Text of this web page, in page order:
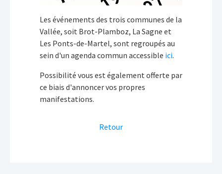
Les événements des trois communes de la
Vallée, soit Brot-Plamboz, La Sagne et
Les Ponts-de-Martel, sont regroupés au
sein d'un agenda commun accessible ici.
Possibilité vous est également offerte par
ce biais d'annoncer vos propres
manifestations.
Retour